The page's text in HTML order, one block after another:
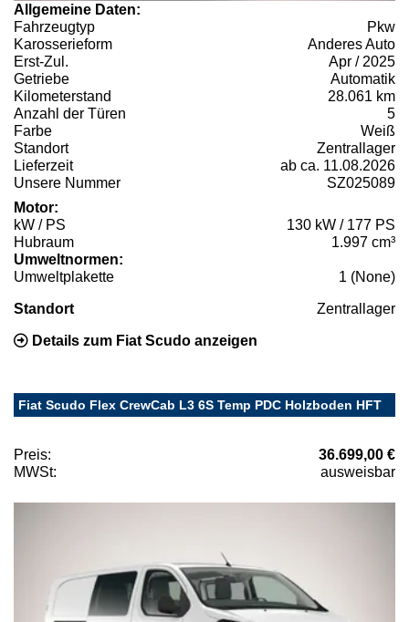
Allgemeine Daten:
Fahrzeugtyp
Pkw
Karosserieform
Anderes Auto
Erst-Zul.
Apr / 2025
Getriebe
Automatik
Kilometerstand
28.061 km
Anzahl der Türen
5
Farbe
Weiß
Standort
Zentrallager
Lieferzeit
ab ca. 11.08.2026
Unsere Nummer
SZ025089
Motor:
kW / PS
130 kW / 177 PS
Hubraum
1.997 cm³
Umweltnormen:
Umweltplakette
1 (None)
Standort Zentrallager
Details zum Fiat Scudo anzeigen
Fiat Scudo Flex CrewCab L3 6S Temp PDC Holzboden HFT
Preis:
36.699,00 €
MWSt:
ausweisbar